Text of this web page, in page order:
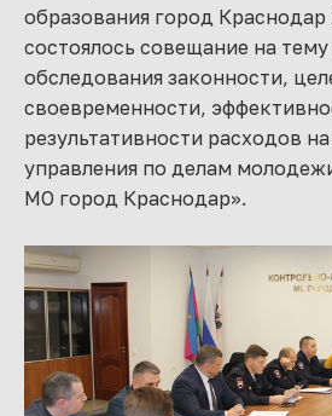
образования город Краснодар
состоялось совещание на тему
обследования законности,
своевременности,
результативности расходов
управления по делам
МО город Краснодар».